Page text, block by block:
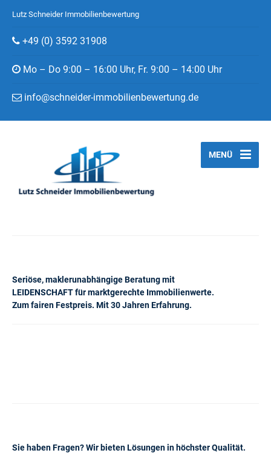
Lutz Schneider Immobilienbewertung
+49 (0) 3592 31908
Mo – Do 9:00 – 16:00 Uhr, Fr. 9:00 – 14:00 Uhr
info@schneider-immobilienbewertung.de
Seriöse, maklerunabhängige Beratung mit
LEIDENSCHAFT für marktgerechte Immobilienwerte.
Zum fairen Festpreis. Mit 30 Jahren Erfahrung.
MENÜ
Sie haben Fragen? Wir bieten Lösungen in höchster Qualität.